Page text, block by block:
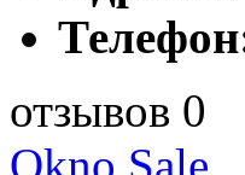
отзывов 0
Okno Sale